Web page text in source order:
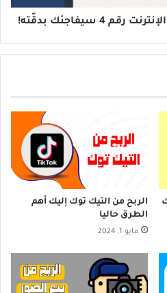
4 سيفاجئك بدقّته!
الربح من التيك توك إليك أهم
الطرق حاليا
مايو 1, 2024